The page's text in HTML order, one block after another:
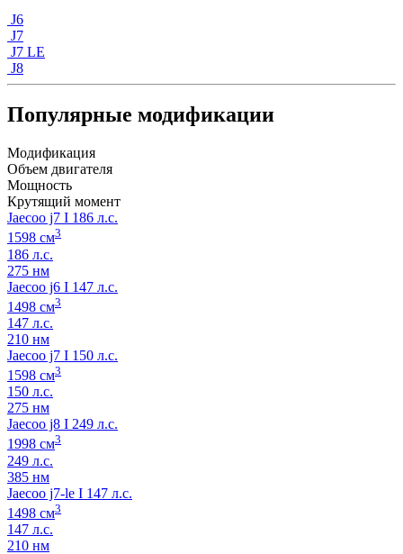
J6
J7
J7 LE
J8
Популярные модификации
Модификация
Объем двигателя
Мощность
Крутящий момент
Jaecoo j7 I 186 л.с.
1598 см3
186 л.с.
275 нм
Jaecoo j6 I 147 л.с.
1498 см3
147 л.с.
210 нм
Jaecoo j7 I 150 л.с.
1598 см3
150 л.с.
275 нм
Jaecoo j8 I 249 л.с.
1998 см3
249 л.с.
385 нм
Jaecoo j7-le I 147 л.с.
1498 см3
147 л.с.
210 нм